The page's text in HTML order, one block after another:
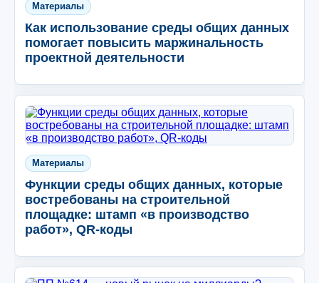
Материалы
Как использование среды общих данных
помогает повысить маржинальность
проектной деятельности
Материалы
Функции среды общих данных, которые
востребованы на строительной
площадке: штамп «в производство
работ», QR-коды